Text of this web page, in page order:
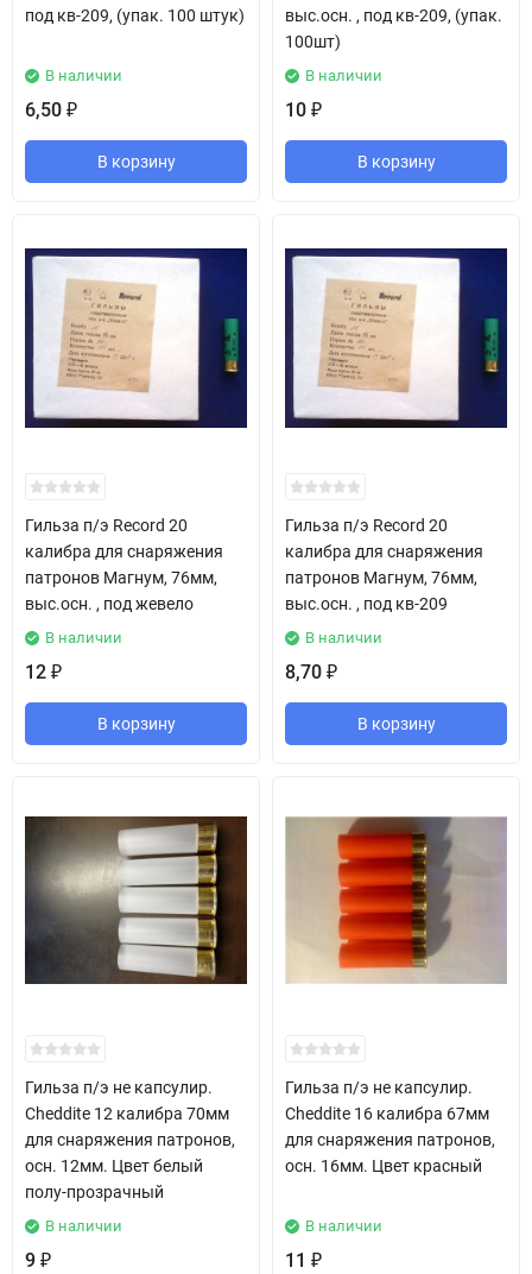
под кв-209, (упак. 100 штук)
В наличии
6,50 ₽
В корзину
выс.осн. , под кв-209, (упак.
100шт)
В наличии
10 ₽
В корзину
Гильза п/э Record 20
калибра для снаряжения
патронов Магнум, 76мм,
выс.осн. , под жевело
В наличии
12 ₽
В корзину
Гильза п/э Record 20
калибра для снаряжения
патронов Магнум, 76мм,
выс.осн. , под кв-209
В наличии
8,70 ₽
В корзину
Гильза п/э не капсулир.
Cheddite 12 калибра 70мм
для снаряжения патронов,
осн. 12мм. Цвет белый
полу-прозрачный
В наличии
9 ₽
Гильза п/э не капсулир.
Cheddite 16 калибра 67мм
для снаряжения патронов,
осн. 16мм. Цвет красный
В наличии
11 ₽